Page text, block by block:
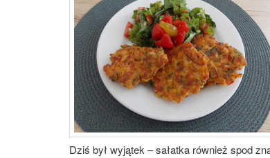
Dziś był wyjątek – sałatka również spod